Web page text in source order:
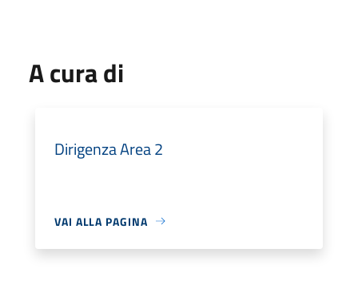
A cura di
Dirigenza Area 2
VAI ALLA PAGINA